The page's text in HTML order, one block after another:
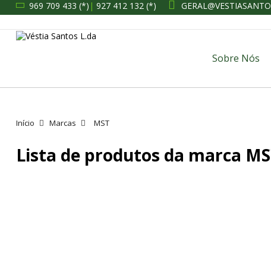
969 709 433 (*) | 927 412 132 (*)
Sobre Nós
Início Marcas MST
Lista de produtos da marca